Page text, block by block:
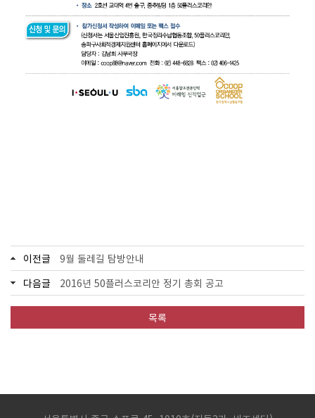
이전글
9월 둘레길 탐방안내
다음글
2016년 50플러스코리안 정기 총회 공고
목록